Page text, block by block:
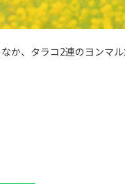
か、タラコ2連のヨンマ